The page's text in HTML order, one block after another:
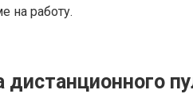
на работу.